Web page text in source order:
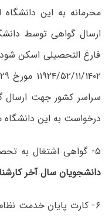
محرمانه به این
ارسال گواهی توسط
فارغ التحصیلی اسکن
سراسر کشور جهت ارسال
درخواست به این دانشگاه
۵- گواهی اشتغال به تحصیل با ذکر تعداد واحد کل
دانشجویان سال آخر
۶- کارت پایان خدمت